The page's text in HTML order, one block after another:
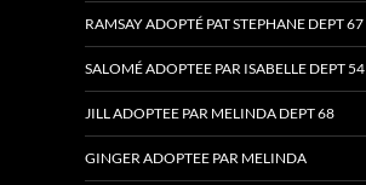
RAMSAY ADOPTÉ PAT STEPHANE DEPT 67
SALOMÉ ADOPTEE PAR ISABELLE DEPT 54
JILL ADOPTEE PAR MELINDA DEPT 68
GINGER ADOPTEE PAR MELINDA